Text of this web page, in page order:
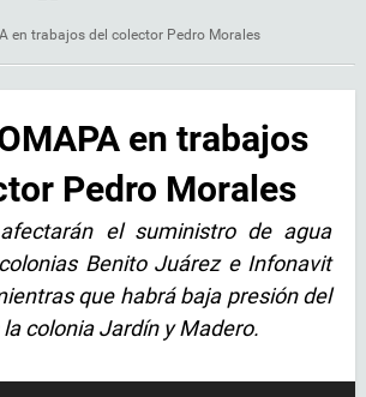
en trabajos del colector Pedro Morales
en trabajos
Pedro Morales
el suministro de agua
Benito Juárez e Infonavit
que habrá baja presión del
colonia Jardín y Madero.